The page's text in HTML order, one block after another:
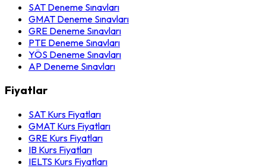
SAT Deneme Sınavları
GMAT Deneme Sınavları
GRE Deneme Sınavları
PTE Deneme Sınavları
YÖS Deneme Sınavları
AP Deneme Sınavları
Fiyatlar
SAT Kurs Fiyatları
GMAT Kurs Fiyatları
GRE Kurs Fiyatları
IB Kurs Fiyatları
IELTS Kurs Fiyatları